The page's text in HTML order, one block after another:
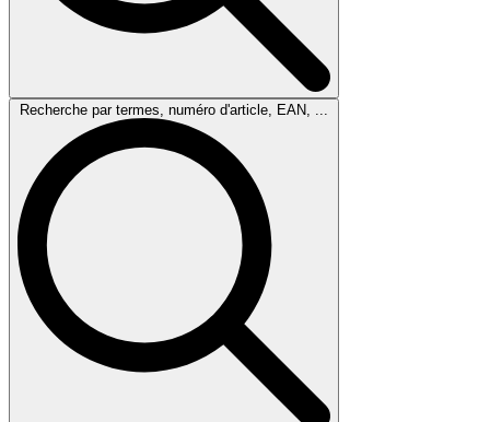
Recherche par termes, numéro d'article, EAN, ...